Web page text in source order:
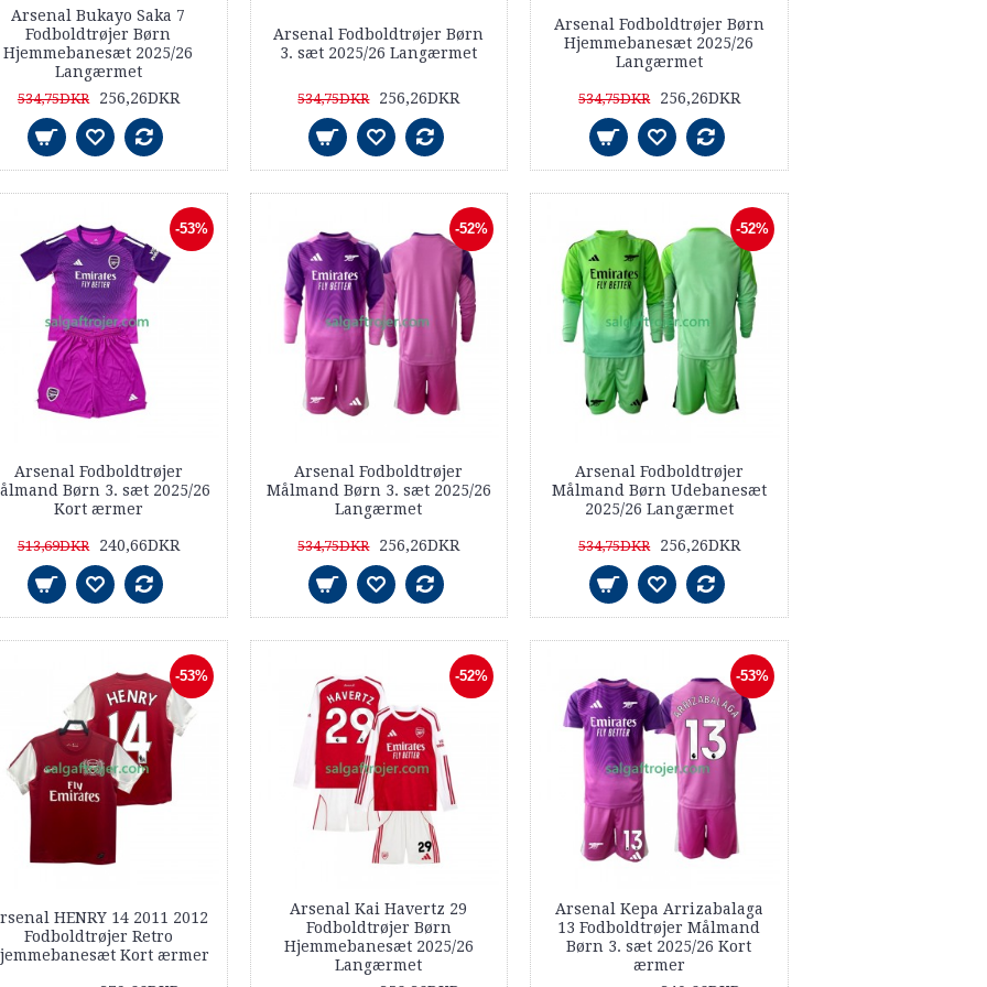
Arsenal Bukayo Saka 7
Fodboldtrøjer Børn
Hjemmebanesæt 2025/26
Langærmet
534,75DKR 256,26DKR
Arsenal Fodboldtrøjer Børn
3. sæt 2025/26 Langærmet
534,75DKR 256,26DKR
Arsenal Fodboldtrøjer Børn
Hjemmebanesæt 2025/26
Langærmet
534,75DKR 256,26DKR
-53%
Arsenal Fodboldtrøjer
Børn 3. sæt 2025/26
Kort ærmer
513,69DKR 240,66DKR
-52%
Arsenal Fodboldtrøjer
Målmand Børn 3. sæt 2025/26
Langærmet
534,75DKR 256,26DKR
-52%
Arsenal Fodboldtrøjer
Målmand Børn Udebanesæt
2025/26 Langærmet
534,75DKR 256,26DKR
-53%
HENRY 14 2011 2012
Fodboldtrøjer Retro
Kort ærmer
-52%
Arsenal Kai Havertz 29
Fodboldtrøjer Børn
Hjemmebanesæt 2025/26
Langærmet
-53%
Arsenal Kepa Arrizabalaga
13 Fodboldtrøjer Målmand
Børn 3. sæt 2025/26 Kort
ærmer